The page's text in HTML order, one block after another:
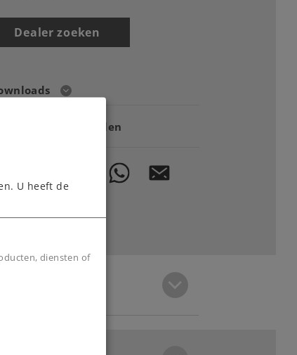
Dealer zoeken
Onderdelen bestellen
U heeft de
diensten of